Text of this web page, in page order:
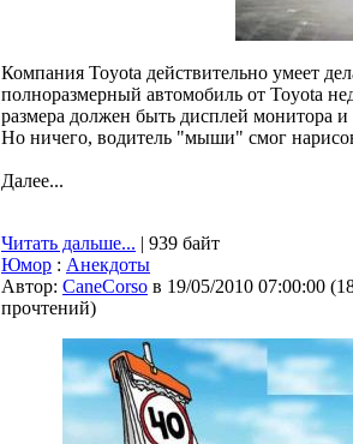
Компания Toyota действительно умеет
полноразмерный автомобиль от Toyota
размера должен быть дисплей монитора
Но ничего, водитель "мыши" смог
Далее...
Читать дальше... | 939 байт
Юмор : Анекдоты
Автор: CaneCorso в 19/05/2010 07:00:00 (
прочтений)